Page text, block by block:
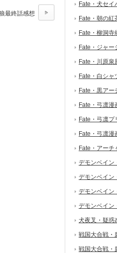
最終話感想
Fate・犬セイ
Fate・朝の紅
Fate・柳洞寺
Fate・ジャー
Fate・川原泉
Fate・白シャ
Fate・黒アー
Fate・弓凛漫
Fate・弓凛プ
Fate・弓凛漫
Fate・アーチ
デモンベイン
デモンベイン
デモンベイン
デモンベイン
犬夜叉・疑惑
戦国大合戦・
戦国大合戦・